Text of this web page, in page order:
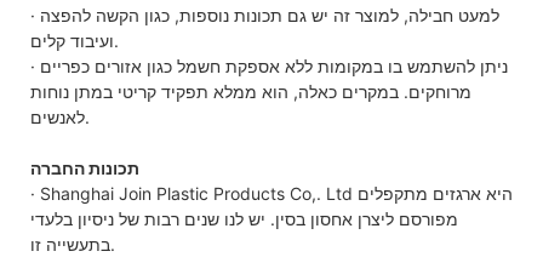
· למעט חבילה, למוצר זה יש גם תכונות נוספות, כגון הקשה להפצה
ועיבוד קלים.
· ניתן להשתמש בו במקומות ללא אספקת חשמל כגון אזורים כפריים
מרוחקים. במקרים כאלה, הוא ממלא תפקיד קריטי במתן נוחות
לאנשים.
תכונות החברה
· Shanghai Join Plastic Products Co,. Ltd היא ארגזים מתקפלים
מפורסם ליצרן אחסון בסין. יש לנו שנים רבות של ניסיון בלעדי
בתעשייה זו.